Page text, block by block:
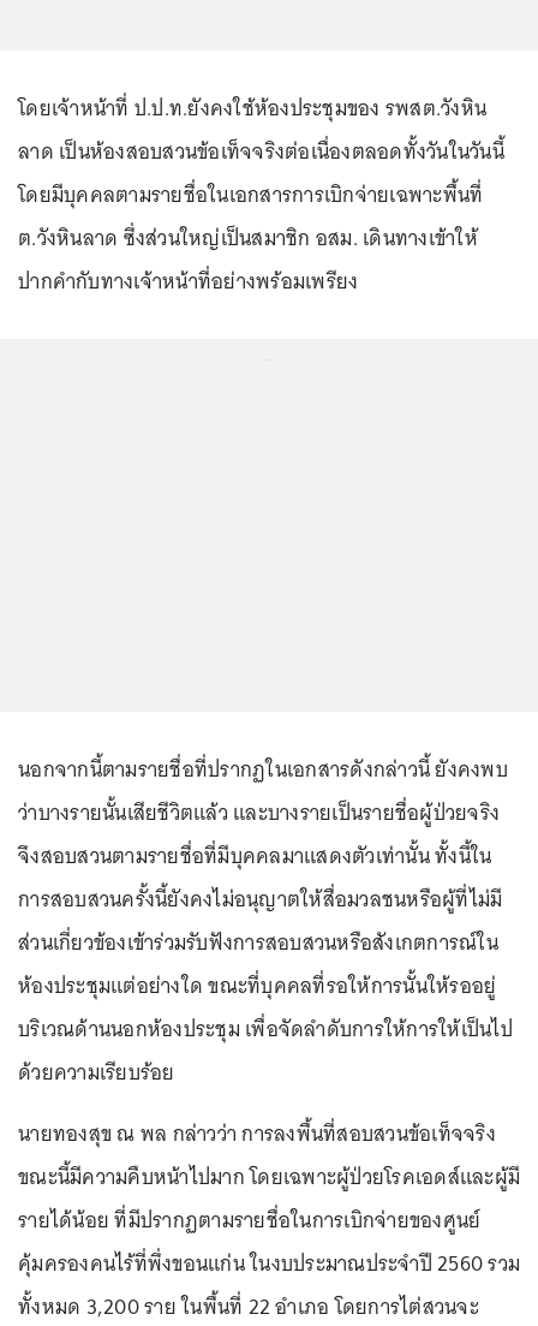
โดยเจ้าหน้าที่ ป.ป.ท.ยังคงใช้ห้องประชุมของ รพสต.วังหิน
ลาด เป็นห้องสอบสวนข้อเท็จจริงต่อเนื่องตลอดทั้งวันในวันนี้
โดยมีบุคคลตามรายชื่อในเอกสารการเบิกจ่ายเฉพาะพื้นที่
ต.วังหินลาด ซึ่งส่วนใหญ่เป็นสมาชิก อสม. เดินทางเข้าให้
ปากคำกับทางเจ้าหน้าที่อย่างพร้อมเพรียง
นอกจากนี้ตามรายชื่อที่ปรากฏในเอกสารดังกล่าวนี้ ยังคงพบ
ว่าบางรายนั้นเสียชีวิตแล้ว และบางรายเป็นรายชื่อผู้ป่วยจริง
จึงสอบสวนตามรายชื่อที่มีบุคคลมาแสดงตัวเท่านั้น ทั้งนี้ใน
การสอบสวนครั้งนี้ยังคงไม่อนุญาตให้สื่อมวลชนหรือผู้ที่ไม่มี
ส่วนเกี่ยวข้องเข้าร่วมรับฟังการสอบสวนหรือสังเกตการณ์ใน
ห้องประชุมแต่อย่างใด ขณะที่บุคคลที่รอให้การนั้นให้รออยู่
บริเวณด้านนอกห้องประชุม เพื่อจัดลำดับการให้การให้เป็นไป
ด้วยความเรียบร้อย
นายทองสุข ณ พล กล่าวว่า การลงพื้นที่สอบสวนข้อเท็จจริง
ขณะนี้มีความคืบหน้าไปมาก โดยเฉพาะผู้ป่วยโรคเอดส์และผู้มี
รายได้น้อย ที่มีปรากฏตามรายชื่อในการเบิกจ่ายของศูนย์
คุ้มครองคนไร้ที่พึ่งขอนแก่น ในงบประมาณประจำปี 2560 รวม
ทั้งหมด 3,200 ราย ในพื้นที่ 22 อำเภอ โดยการไต่สวนจะ